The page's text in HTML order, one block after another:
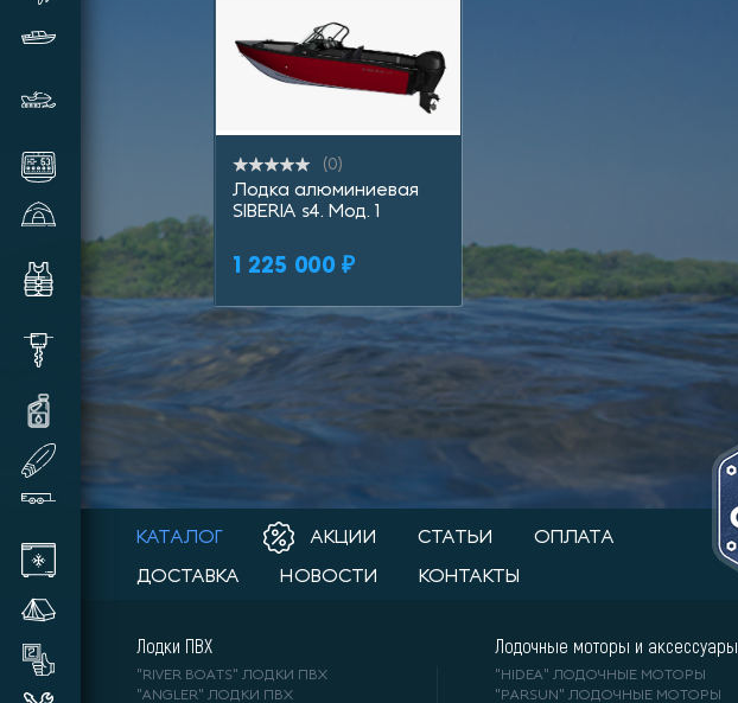
(0)
Лодка алюминиевая
SIBERIA s4. Мод. 1
1 225 000 ₽
В корзину
КАТАЛОГ АКЦИИ СТАТЬИ ОПЛАТА
ДОСТАВКА НОВОСТИ КОНТАКТЫ
Лодки ПВХ
"RIVER BOATS" ЛОДКИ ПВХ
"ANGLER" ЛОДКИ ПВХ
Лодочные моторы и аксессуары
"HIDEA" ЛОДОЧНЫЕ МОТОРЫ
"PARSUN" ЛОДОЧНЫЕ МОТОРЫ
Катера и пластиковые лодки
Зимние палатки и аксессуары
Комплектующие и аксессуары
для лодок
Шуруповерты, видеокамеры,
шнеки и прочее
Масла и смазки для техники
SUP доски надувные
Прицепы лодочные
Товары бывшие в употреблении